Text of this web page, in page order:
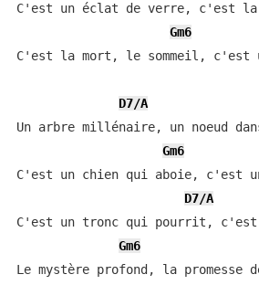
C'est un éclat de verre, c'est
Gm6
C'est la mort, le sommeil, c'est
D7/A
Un arbre millénaire, un noeud
Gm6
C'est un chien qui aboie, c'est
D7/A
C'est un tronc qui pourrit, c'est
Gm6
Le mystère profond, la promesse